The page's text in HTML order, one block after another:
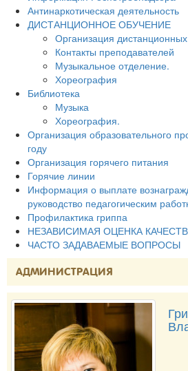
Антинаркотическая деятельность
ДИСТАНЦИОННОЕ ОБУЧЕНИЕ
Организация
Контакты преподавателей
Музыкальное отделение.
Хореография
Библиотека
Музыка
Хореография.
Организация образовательного
году
Организация горячего питания
Горячие линии
Информация о выплате
руководство педагогическим
Профилактика гриппа
НЕЗАВИСИМАЯ ОЦЕНКА
ЧАСТО ЗАДАВАЕМЫЕ ВОПРОСЫ
АДМИНИСТРАЦИЯ